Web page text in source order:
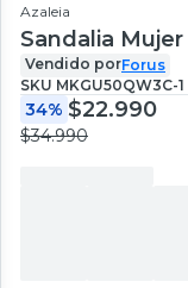
Azaleia
Sandalia
Vendido porForus
SKU MKGU50QW3C-1
34% $22.990
$34.990